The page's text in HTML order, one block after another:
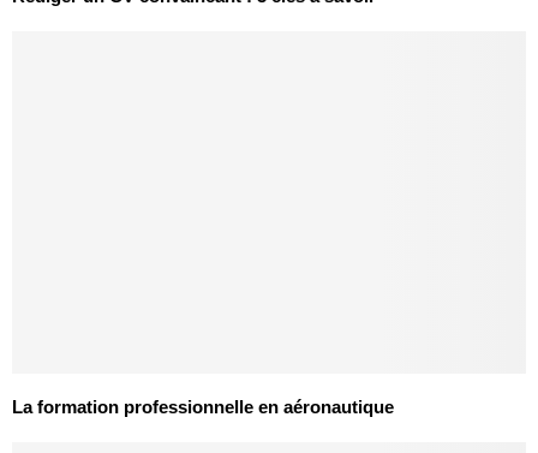
La formation professionnelle en aéronautique